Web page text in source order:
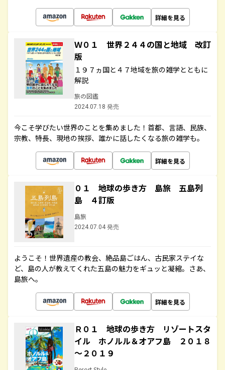
詳細を見る
Ｗ０１ 世界２４４の国と地域 改訂
版
１９７ヵ国と４７地域を旅の雑学とともに
解説
旅の図鑑
2024.07.18 発売
今こそ学びたい世界のことを集めました！首都、言語、民族、
宗教、特長、現地の挨拶、誰かに話したくなる旅の雑学も。
詳細を見る
０１ 地球の歩き方 島旅 五島列
島 ４訂版
島旅
2024.07.04 発売
ようこそ！世界遺産の教会、絶品島ごはん、古民家ステイな
ど、島の人が教えてくれた五島の魅力をギュッと凝縮。さあ、
島旅へ。
詳細を見る
Ｒ０１ 地球の歩き方 リゾートスタ
イル ホノルル＆オアフ島 ２０１８
～２０１９